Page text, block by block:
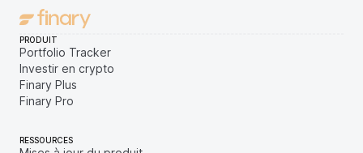
PRODUIT
Portfolio Tracker
Investir en crypto
Finary Plus
Finary Pro
RESSOURCES